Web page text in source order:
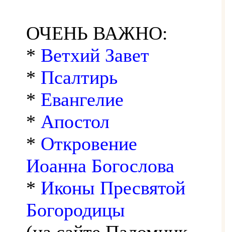
ОЧЕНЬ ВАЖНО:
* Ветхий Завет
* Псалтирь
* Евангелие
* Апостол
* Откровение
Иоанна Богослова
* Иконы Пресвятой
Богородицы